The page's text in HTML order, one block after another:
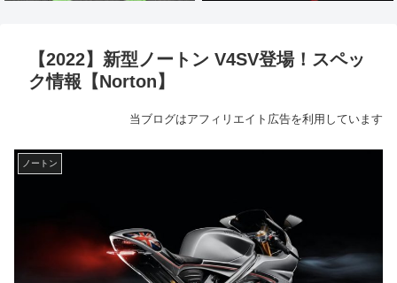
【2022】新型ノートン V4SV登場！スペッ
ク情報【Norton】
当ブログはアフィリエイト広告を利用しています
ノートン